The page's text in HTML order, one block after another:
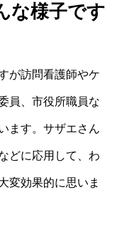
な様子です
が訪問看護師やケ
員、市役所職員な
ます。サザエさん
どに応用して、わ
変効果的に思いま